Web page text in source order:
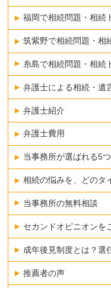
福岡で相続問題・相続
筑紫野で相続問題・相
糸島で相続問題・相続
弁護士による相続・遺
弁護士紹介
弁護士費用
当事務所が選ばれる5
相続の悩みを、どのタ
当事務所の無料相談
セカンドオピニオンを
成年後見制度とは？選
推薦者の声